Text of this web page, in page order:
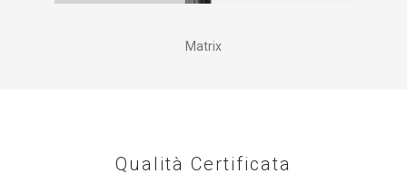
Matrix
Qualità Certificata